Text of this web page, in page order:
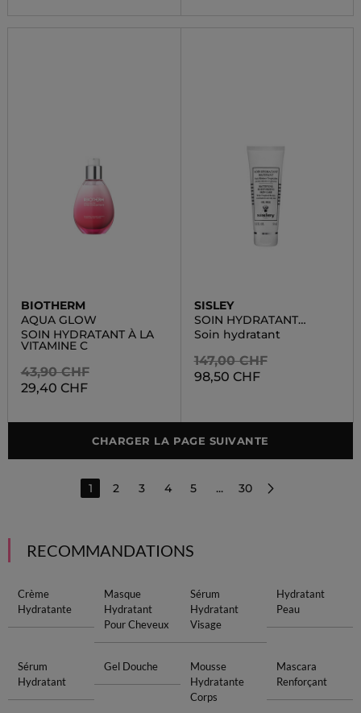
BIOTHERM
AQUA GLOW
SOIN HYDRATANT À LA
VITAMINE C
43,90 CHF
29,40 CHF
SISLEY
SOIN HYDRATANT
MATIFIANT
Soin hydratant
147,00 CHF
98,50 CHF
CHARGER LA PAGE SUIVANTE
1 2 3 4 5 ... 30
RECOMMANDATIONS
Crème
Hydratante
Masque
Hydratant
Pour Cheveux
Sérum
Hydratant
Visage
Hydratant
Peau
Sérum
Hydratant
Gel Douche
Mousse
Hydratante
Corps
Mascara
Renforçant